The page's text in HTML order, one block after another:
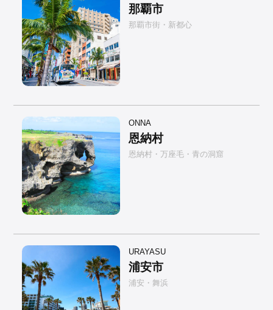
那覇市
那覇市街・新都心
ONNA
恩納村
恩納村・万座毛・青の洞窟
URAYASU
浦安市
浦安・舞浜